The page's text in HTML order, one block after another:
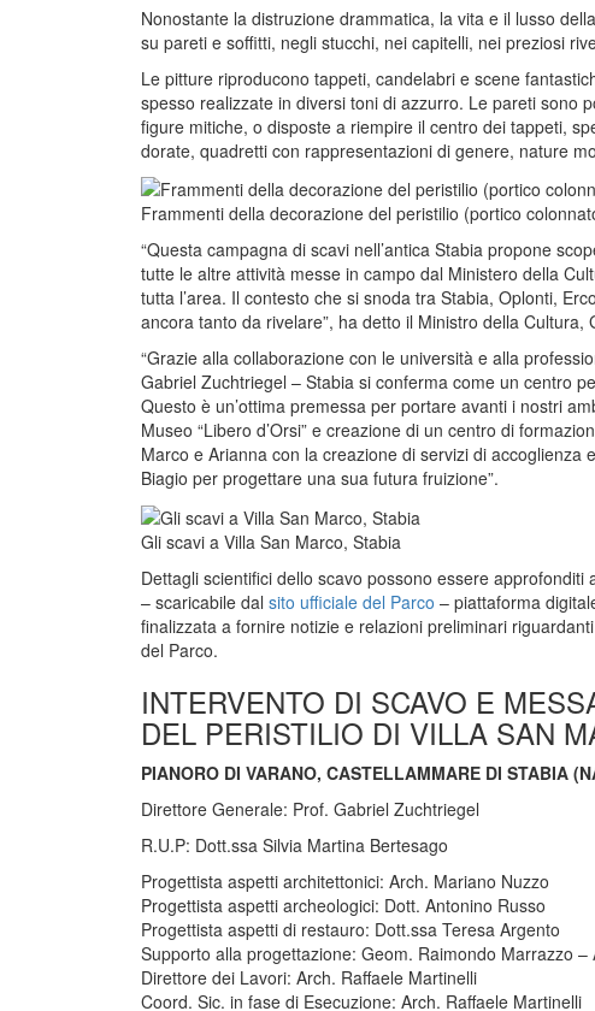
Nonostante la distruzione drammatica, la vita e il lusso
su pareti e soffitti, negli stucchi, nei capitelli, nei preziosi
Le pitture riproducono tappeti, candelabri e scene
spesso realizzate in diversi toni di azzurro. Le pareti sono
figure mitiche, o disposte a riempire il centro dei tappeti,
dorate, quadretti con rappresentazioni di genere, nature
Frammenti della decorazione del peristilio (portico
“Questa campagna di scavi nell’antica Stabia propone
tutte le altre attività messe in campo dal Ministero della
tutta l’area. Il contesto che si snoda tra Stabia, Oplonti,
ancora tanto da rivelare”, ha detto il Ministro della Cultura,
“Grazie alla collaborazione con le università e alla
Gabriel Zuchtriegel – Stabia si conferma come un centro
Questo è un’ottima premessa per portare avanti i nostri
Museo “Libero d’Orsi” e creazione di un centro di
Marco e Arianna con la creazione di servizi di
Biagio per progettare una sua futura fruizione”.
Gli scavi a Villa San Marco, Stabia
Dettagli scientifici dello scavo possono essere
– scaricabile dal sito ufficiale del Parco – piattaforma
finalizzata a fornire notizie e relazioni preliminari
del Parco.
INTERVENTO DI SCAVO E
DEL PERISTILIO DI VILLA SAN
PIANORO DI VARANO, CASTELLAMMARE DI STABIA
Direttore Generale: Prof. Gabriel Zuchtriegel
R.U.P: Dott.ssa Silvia Martina Bertesago
Progettista aspetti architettonici: Arch. Mariano Nuzzo
Progettista aspetti archeologici: Dott. Antonino Russo
Progettista aspetti di restauro: Dott.ssa Teresa Argento
Supporto alla progettazione: Geom. Raimondo Marrazzo –
Direttore dei Lavori: Arch. Raffaele Martinelli
Coord. Sic. in fase di Esecuzione: Arch. Raffaele Martinelli